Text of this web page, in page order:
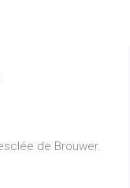
de Brouwer.